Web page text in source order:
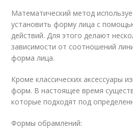
Математический метод
установить форму лица с
действий. Для этого делают
зависимости от соотношений
форма лица.
Кроме классических аксессуары
форм. В настоящее время
которые подходят под
Формы обрамлений: